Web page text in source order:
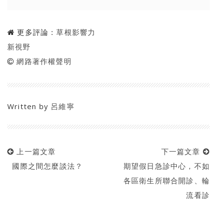
更多評論：草根影響力
新視野
網路著作權聲明
Written by 呂維寧
上一篇文章
國際之間怎麼談法？
下一篇文章
期望假日急診中心，不如
各區衛生所聯合開診、輪
流看診